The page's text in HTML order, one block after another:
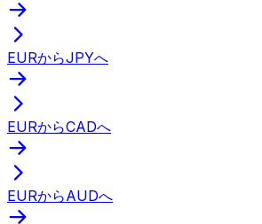
EURからJPYへ
EURからCADへ
EURからAUDへ